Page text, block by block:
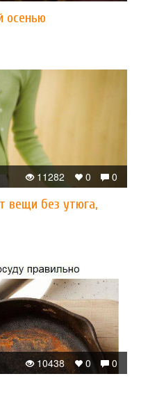
осенью
0
0
11282
вещи без утюга,
0
0
10438